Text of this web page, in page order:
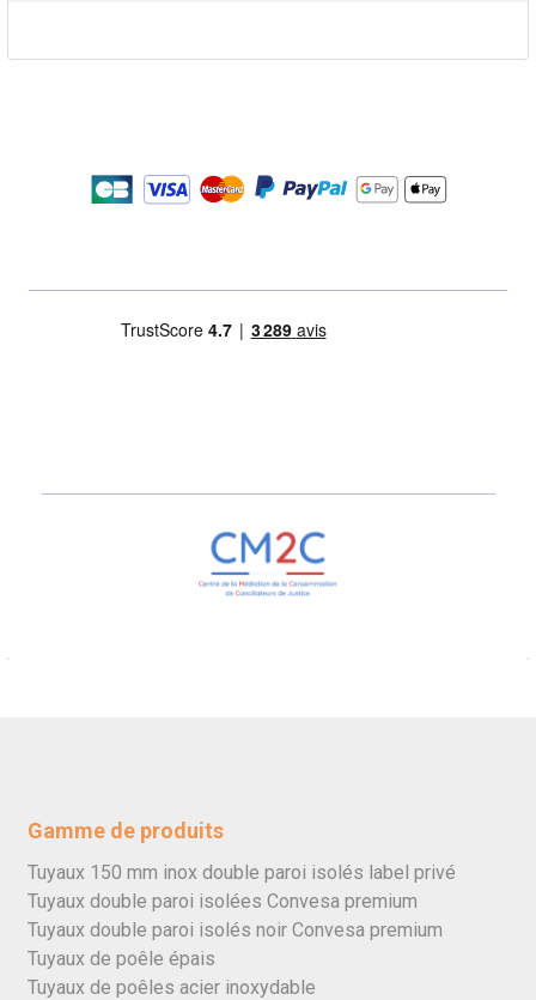
Gamme de produits
Tuyaux 150 mm inox double paroi isolés label privé
Tuyaux double paroi isolées Convesa premium
Tuyaux double paroi isolés noir Convesa premium
Tuyaux de poêle épais
Tuyaux de poêles acier inoxydable